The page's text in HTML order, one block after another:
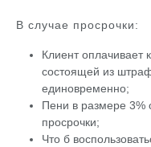
В случае просрочки:
Клиент оплачивает
состоящей из
единовременно;
Пени в размере 3%
просрочки;
Что б